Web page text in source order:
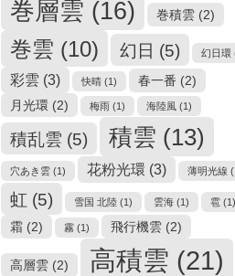
巻層雲 (16) 巻積雲 (2)
巻雲 (10) 幻日 (5) 幻日環
彩雲 (3) 快晴 (1) 春一番 (2)
月光環 (2) 梅雨 (1) 海陸風 (1)
積乱雲 (5) 積雲 (13)
穴あき雲 (1) 花粉光環 (3) 薄明光線
虹 (5) 雪国 北陸 (1) 雲海 (1) 雹 (1)
霜 (2) 霧 (1) 飛行機雲 (2)
高層雲 (2) 高積雲 (21)